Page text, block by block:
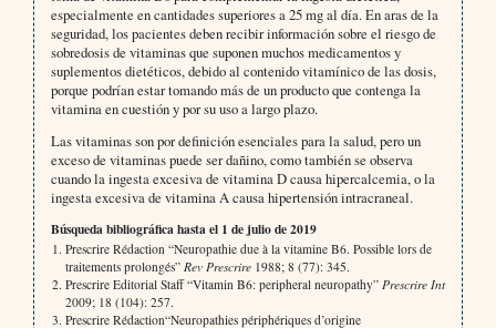
especialmente en cantidades superiores a 25 mg al día. En aras de la
seguridad, los pacientes deben recibir información sobre el riesgo de
sobredosis de vitaminas que suponen muchos medicamentos y
suplementos dietéticos, debido al contenido vitamínico de las dosis,
porque podrían estar tomando más de un producto que contenga la
vitamina en cuestión y por su uso a largo plazo.
Las vitaminas son por definición esenciales para la salud, pero un
exceso de vitaminas puede ser dañino, como también se observa
cuando la ingesta excesiva de vitamina D causa hipercalcemia, o la
ingesta excesiva de vitamina A causa hipertensión intracraneal.
Búsqueda bibliográfica hasta el 1 de julio de 2019
Prescrire Rédaction “Neuropathie due à la vitamine B6. Possible lors de
traitements prolongés” Rev Prescrire1988; 8 (77): 345.
Prescrire Editorial Staff “Vitamin B6: peripheral neuropathy” Prescrire Int
2009; 18 (104): 257.
Prescrire Rédaction“Neuropathies périphériques d’origine